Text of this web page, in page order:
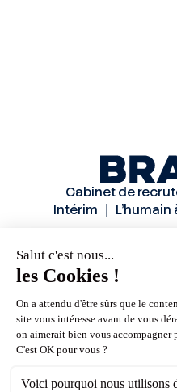
Cabinet de
Intérim ｜